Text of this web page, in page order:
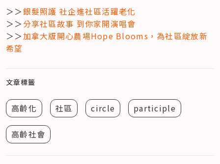
＞＞​銀髮照護 社企進社區活躍老化
＞＞分享社區故事 到你家開演唱會
＞＞加拿大版開心農場Hope Blooms，為社區綻放新
希望
文章標籤
高齡化 社區 circle participle
高齡社會